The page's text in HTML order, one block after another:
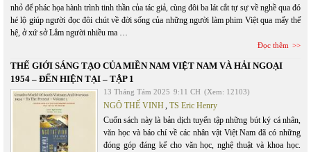
nhỏ để phác họa hành trình tinh thần của tác giả, cùng đôi ba lát cắt tự sự về nghề qua đó
hé lộ giúp người đọc đôi chút về đời sống của những người làm phim Việt qua mấy thế
hệ, ở xứ sở Lắm người nhiều ma …
Đọc thêm
THẾ GIỚI SÁNG TẠO CỦA MIỀN NAM VIỆT NAM VÀ HẢI NGOẠI
1954 – ĐẾN HIỆN TẠI – TẬP 1
13 Tháng Tám 2025 9:11 CH (Xem: 12103)
NGÔ THẾ VINH, TS Eric Henry
Cuốn sách này là bản dịch tuyển tập những bút ký cá nhân,
văn học và báo chí về các nhân vật Việt Nam đã có những
đóng góp đáng kể cho văn học, nghệ thuật và khoa học.